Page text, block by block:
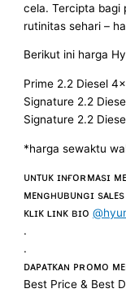
cela. Tercipta bagi
rutinitas sehari –
Berikut ini harga
Prime 2.2 Diesel
Signature 2.2
Signature 2.2
*harga sewaktu
ᴜɴᴛᴜᴋ ɪɴғᴏʀᴍᴀsɪ
ᴍᴇɴɢʜᴜʙᴜɴɢɪ
ᴋʟɪᴋ ʟɪɴᴋ ʙɪᴏ
.
.
ᴅᴀᴘᴀᴛᴋᴀɴ ᴘʀᴏᴍᴏ
Best Price & Best